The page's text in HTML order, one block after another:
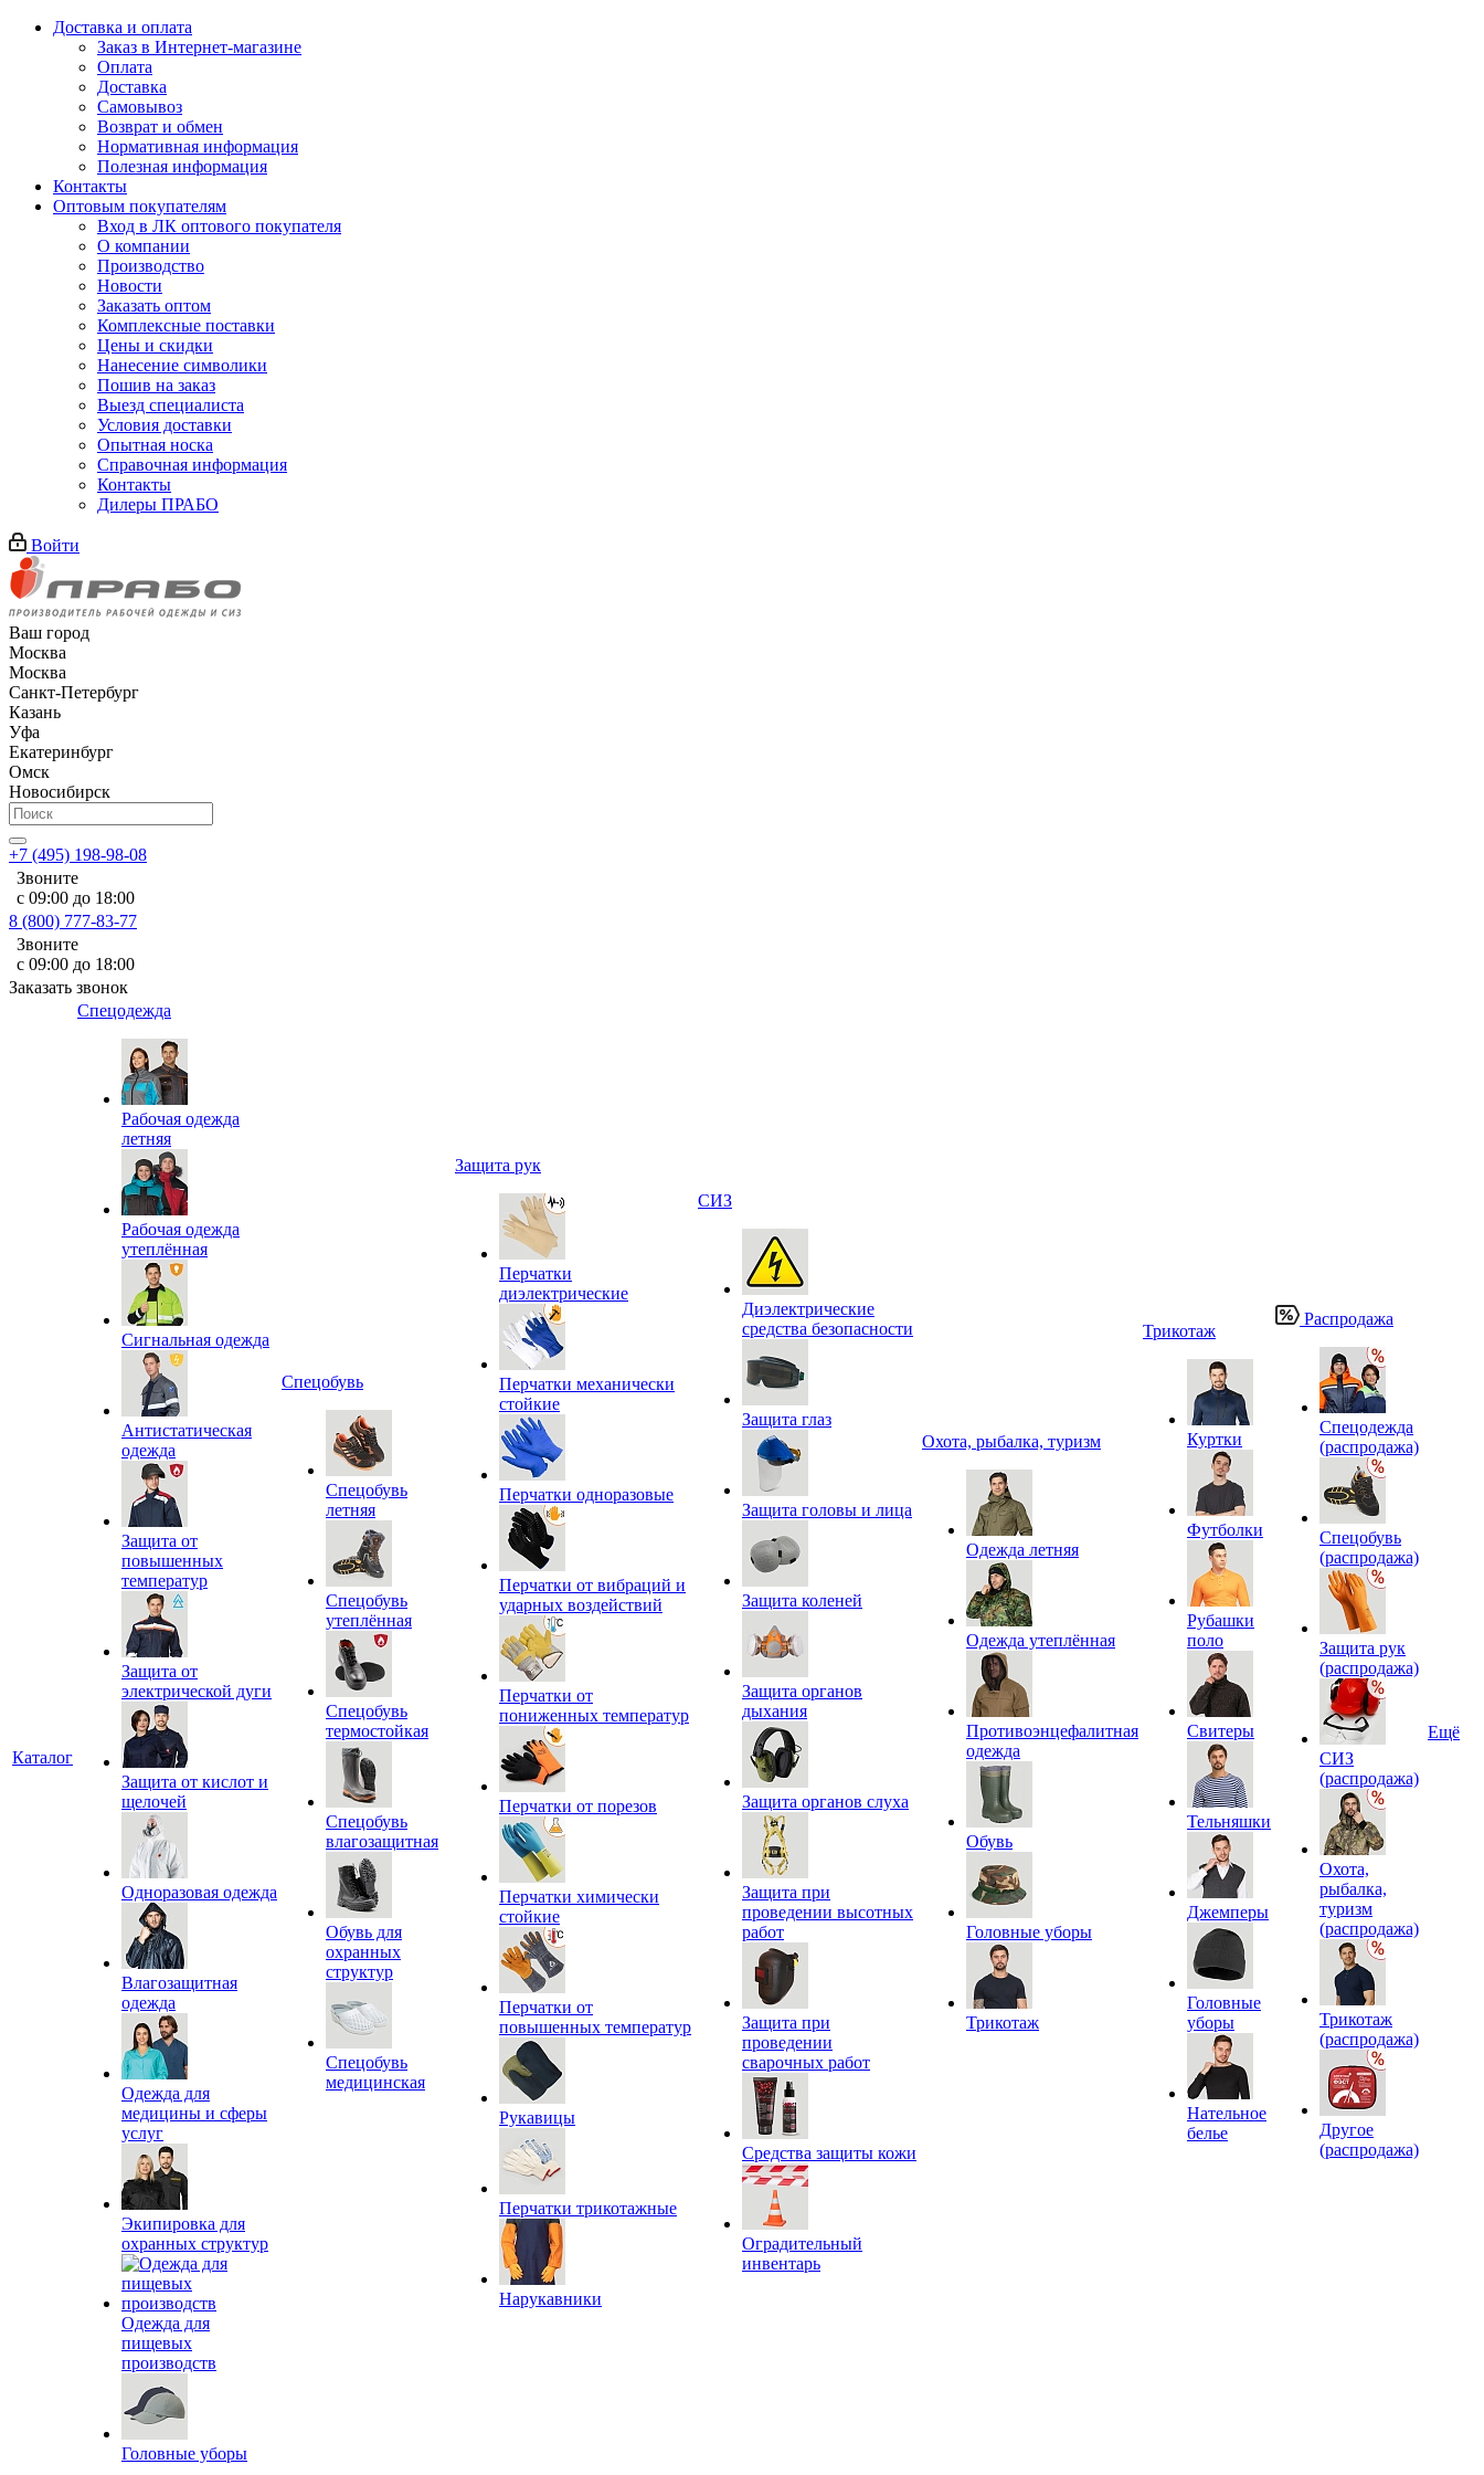
Доставка и оплата
Заказ в Интернет-магазине
Оплата
Доставка
Самовывоз
Возврат и обмен
Нормативная информация
Полезная информация
Контакты
Оптовым покупателям
Вход в ЛК оптового покупателя
О компании
Производство
Новости
Заказать оптом
Комплексные поставки
Цены и скидки
Нанесение символики
Пошив на заказ
Выезд специалиста
Условия доставки
Опытная носка
Справочная информация
Контакты
Дилеры ПРАБО
Войти
Ваш город
Москва
Москва
Санкт-Петербург
Казань
Уфа
Екатеринбург
Омск
Новосибирск
+7 (495) 198-98-08
Звоните
с 09:00 до 18:00
8 (800) 777-83-77
Звоните
с 09:00 до 18:00
Заказать звонок
Каталог
Спецодежда
Рабочая одежда
летняя
Рабочая одежда
утеплённая
Сигнальная одежда
Антистатическая
одежда
Защита от
повышенных
температур
Защита от
электрической дуги
Защита от кислот и
щелочей
Одноразовая одежда
Влагозащитная
одежда
Одежда для
медицины и сферы
услуг
Экипировка для
охранных структур
Одежда для
пищевых
производств
Головные уборы
Спецобувь
Спецобувь
летняя
Спецобувь
утеплённая
Спецобувь
термостойкая
Спецобувь
влагозащитная
Обувь для
охранных
структур
Спецобувь
медицинская
Защита рук
Перчатки
диэлектрические
Перчатки механически
стойкие
Перчатки одноразовые
Перчатки от вибраций и
ударных воздействий
Перчатки от
пониженных температур
Перчатки от порезов
Перчатки химически
стойкие
Перчатки от
повышенных температур
Рукавицы
Перчатки трикотажные
Нарукавники
СИЗ
Диэлектрические
средства безопасности
Защита глаз
Защита головы и лица
Защита коленей
Защита органов
дыхания
Защита органов слуха
Защита при
проведении высотных
работ
Защита при
проведении
сварочных работ
Средства защиты кожи
Оградительный
инвентарь
Охота, рыбалка, туризм
Одежда летняя
Одежда утеплённая
Противоэнцефалитная
одежда
Обувь
Головные уборы
Трикотаж
Трикотаж
Куртки
Футболки
Рубашки
поло
Свитеры
Тельняшки
Джемперы
Головные
уборы
Нательное
белье
Распродажа
Спецодежда
(распродажа)
Спецобувь
(распродажа)
Защита рук
(распродажа)
СИЗ
(распродажа)
Охота,
рыбалка,
туризм
(распродажа)
Трикотаж
(распродажа)
Другое
(распродажа)
Ещё